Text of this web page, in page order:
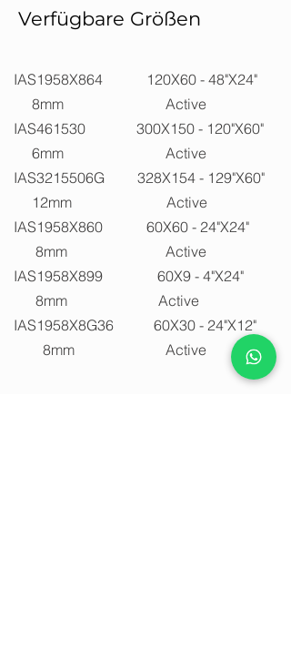
Verfügbare Größen
IAS1958X864 120X60 - 48"X24"
8mm Active
IAS461530 300X150 - 120"X60"
6mm Active
IAS3215506G 328X154 - 129"X60"
12mm Active
IAS1958X860 60X60 - 24"X24"
8mm Active
IAS1958X899 60X9 - 4"X24"
8mm Active
IAS1958X8G36 60X30 - 24"X12"
8mm Active